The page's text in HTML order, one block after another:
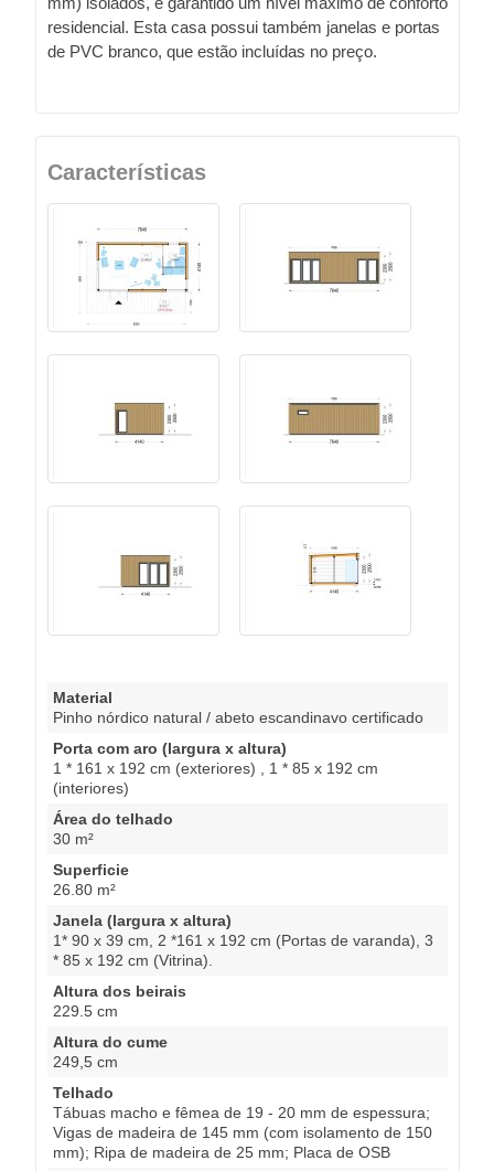
residencial. Esta casa possui também janelas e portas
de PVC branco, que estão incluídas no preço.
Características
Material
Pinho nórdico natural / abeto escandinavo certificado
Porta com aro (largura x altura)
1 * 161 x 192 cm (exteriores) , 1 * 85 x 192 cm
(interiores)
Área do telhado
30 m²
Superficie
26.80 m²
Janela (largura x altura)
1* 90 x 39 cm, 2 *161 x 192 cm (Portas de varanda), 3
* 85 x 192 cm (Vitrina).
Altura dos beirais
229.5 cm
Altura do cume
249,5 cm
Telhado
Tábuas macho e fêmea de 19 - 20 mm de espessura;
Vigas de madeira de 145 mm (com isolamento de 150
mm); Ripa de madeira de 25 mm; Placa de OSB